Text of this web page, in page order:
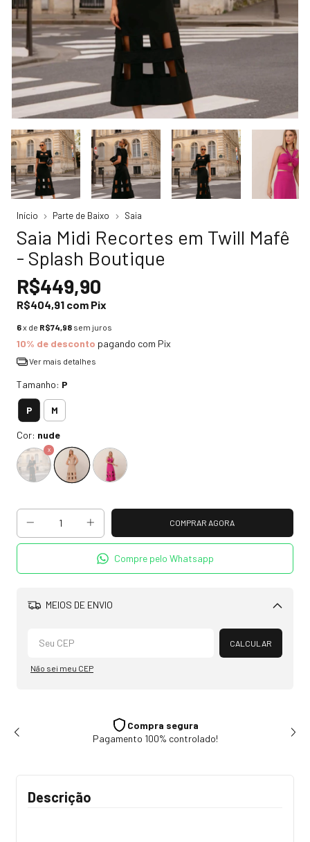
Início Parte de Baixo Saia
Saia Midi Recortes em Twill Mafê
- Splash Boutique
R$449,90
R$404,91 com Pix
6x de R$74,98 sem juros
10% de desconto pagando com Pix
Ver mais detalhes
Tamanho: P
P M
Cor: nude
Compre pelo Whatsapp
MEIOS DE ENVIO
Alterar CEP
CALCULAR
Não sei meu CEP
Compra segura
Pagamento 100% controlado!
Descrição